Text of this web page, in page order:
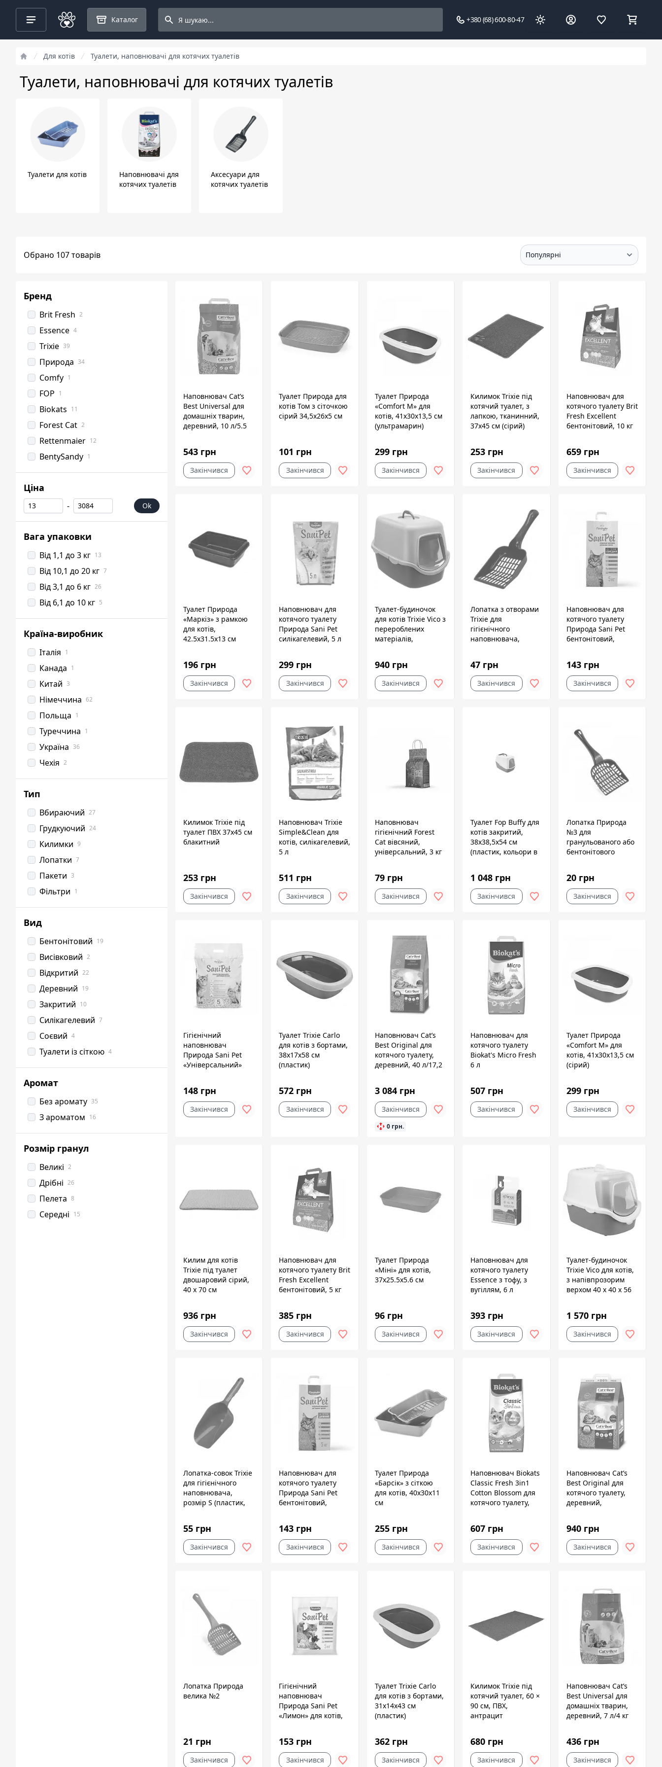
Каталог
Search projects
+380 (68) 600-80-47
Для котів Туалети, наповнювачі для котячих туалетів
Туалети, наповнювачі для котячих туалетів
Туалети для котів
Наповнювачі для
котячих туалетів
Аксесуари для
котячих туалетів
Обрано 107 товарів
Наповнювач Cat’s
Best Universal для
домашніх тварин,
деревний, 10 л/5.5
543 грн
Закінчився
Туалет Природа для
котів Том з сіточкою
сірий 34,5х26х5 см
101 грн
Закінчився
Туалет Природа
«Comfort M» для
котів, 41х30х13,5 см
(ультрамарин)
299 грн
Закінчився
Килимок Trixie під
котячий туалет, з
лапкою, тканинний,
37х45 см (сірий)
253 грн
Закінчився
Наповнювач для
котячого туалету Brit
Fresh Excellent
бентонітовий, 10 кг
659 грн
Закінчився
Туалет Природа
«Маркіз» з рамкою
для котів,
42.5х31.5х13 см
196 грн
Закінчився
Наповнювач для
котячого туалету
Природа Sani Pet
силікагелевий, 5 л
299 грн
Закінчився
Туалет-будиночок
для котів Trixie Vico з
перероблених
матеріалів,
см
940 грн
Закінчився
Лопатка з отворами
Trixie для
гігієнічного
наповнювача,
асортименті)
47 грн
Закінчився
Наповнювач для
котячого туалету
Природа Sani Pet
бентонітовий,
143 грн
Закінчився
Килимок Trixie під
туалет ПВХ 37х45 см
блакитний
253 грн
Закінчився
Наповнювач Trixie
Simple&Clean для
котів, силікагелевий,
5 л
511 грн
Закінчився
Наповнювач
гігієнічний Forest
Cat вівсяний,
універсальний, 3 кг
79 грн
Закінчився
Туалет Fop Buffy для
котів закритий,
38x38,5x54 см
(пластик, кольори в
1 048 грн
Закінчився
Лопатка Природа
№3 для
гранульованого або
бентонітового
20 грн
Закінчився
Гігієнічний
наповнювач
Природа Sani Pet
«Універсальний»
148 грн
Закінчився
Туалет Trixie Carlo
для котів з бортами,
38x17х58 см
(пластик)
572 грн
Закінчився
Наповнювач Cat’s
Best Original для
котячого туалету,
деревний, 40 л/17,2
3 084 грн
Закінчився
0 грн.
Наповнювач для
котячого туалету
Biokat's Micro Fresh
6 л
507 грн
Закінчився
Туалет Природа
«Comfort M» для
котів, 41х30х13,5 см
(сірий)
299 грн
Закінчився
Килим для котів
Trixie під туалет
двошаровий сірий,
40 х 70 см
936 грн
Закінчився
Наповнювач для
котячого туалету Brit
Fresh Excellent
бентонітовий, 5 кг
385 грн
Закінчився
Туалет Природа
«Міні» для котів,
37х25.5х5.6 см
96 грн
Закінчився
Наповнювач для
котячого туалету
Essence з тофу, з
вугіллям, 6 л
393 грн
Закінчився
Туалет-будиночок
Trixie Vico для котів,
з напівпрозорим
верхом 40 х 40 х 56
1 570 грн
Закінчився
Лопатка-совок Trixie
для гігієнічного
наповнювача,
розмір S (пластик,
55 грн
Закінчився
Наповнювач для
котячого туалету
Природа Sani Pet
бентонітовий,
143 грн
Закінчився
Туалет Природа
«Барсік» з сіткою
для котів, 40х30х11
см
255 грн
Закінчився
Наповнювач Biokats
Classic Fresh 3in1
Cotton Blossom для
котячого туалету,
607 грн
Закінчився
Наповнювач Cat’s
Best Original для
котячого туалету,
деревний,
940 грн
Закінчився
Лопатка Природа
велика №2
21 грн
Закінчився
Гігієнічний
наповнювач
Природа Sani Pet
«Лимон» для котів,
153 грн
Закінчився
Туалет Trixie Carlo
для котів з бортами,
31x14x43 см
(пластик)
362 грн
Закінчився
Килимок Trixie під
котячий туалет, 60 ×
90 см, ПВХ,
антрацит
680 грн
Закінчився
Наповнювач Cat’s
Best Universal для
домашніх тварин,
деревний, 7 л/4 кг
436 грн
Закінчився
Бренд
Brit Fresh 2
Essence 4
Trixie 39
Природа 34
Comfy 1
FOP 1
Biokats 11
Forest Cat 2
Rettenmaier 12
BentySandy 1
Ціна
- Ok
Вага упаковки
Від 1,1 до 3 кг 13
Від 10,1 до 20 кг 7
Від 3,1 до 6 кг 26
Від 6,1 до 10 кг 5
Країна-виробник
Італія 1
Канада 1
Китай 3
Нiмеччина 62
Польща 1
Туреччина 1
Україна 36
Чехія 2
Тип
Вбираючий 27
Грудкуючий 24
Килимки 9
Лопатки 7
Пакети 3
Фільтри 1
Вид
Бентонітовий 19
Висівковий 2
Відкритий 22
Деревний 19
Закритий 10
Силікагелевий 7
Соєвий 4
Туалети із сіткою 4
Аромат
Без аромату 35
З ароматом 16
Розмір гранул
Великі 2
Дрібні 26
Пелета 8
Середні 15